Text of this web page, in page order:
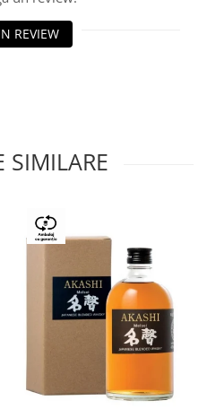
REVIEW
SIMILARE